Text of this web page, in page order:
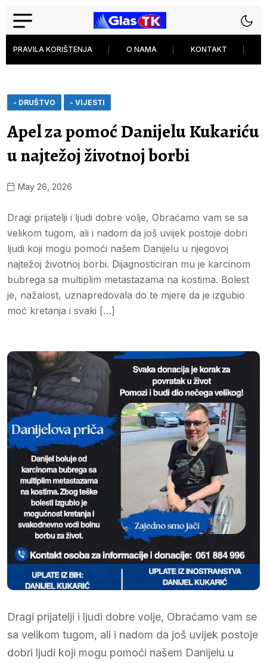
PRAVILA KORIŠTENJA O NAMA KONTAKT
- DRUŠTVO - VIJESTI
Apel za pomoć Danijelu Kukariću
u najtežoj životnoj borbi
May 26, 2026
Dragi prijatelji i ljudi dobre volje, Obraćamo vam se sa
velikom tugom, ali i nadom da još uvijek postoje dobri
ljudi koji mogu pomoći našem Danijelu u njegovoj
najtežoj životnoj borbi. Dijagnosticiran mu je karcinom
bubrega sa multiplim metastazama na kostima. Bolest
je, nažalost, uznapredovala do te mjere da je izgubio
moć kretanja i svaki […]
Dragi prijatelji i ljudi dobre volje, Obraćamo vam se
sa velikom tugom, ali i nadom da još uvijek postoje
dobri ljudi koji mogu pomoći našem Danijelu u